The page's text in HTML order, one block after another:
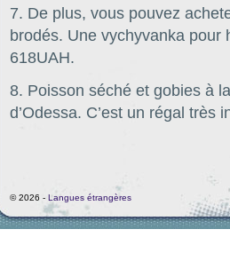
7. De plus, vous pouvez
brodés. Une vychyvanka
618UAH.
8. Poisson séché et gobies à
d’Odessa. C’est un régal très
© 2026 - Langues étrangères